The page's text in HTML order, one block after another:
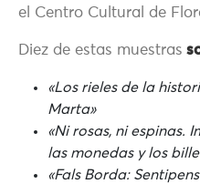
el Centro Cultural de
Diez de estas muestras
«Los rieles de la
Marta»
«Ni rosas, ni espinas.
las monedas y los
«Fals Borda: